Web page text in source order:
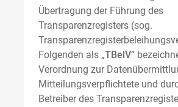
Übertragung der Führung des
Transparenzregisters (sog.
Folgenden als „TBelV“
Verordnung zur
Mitteilungsverpflichtete und
Betreiber des